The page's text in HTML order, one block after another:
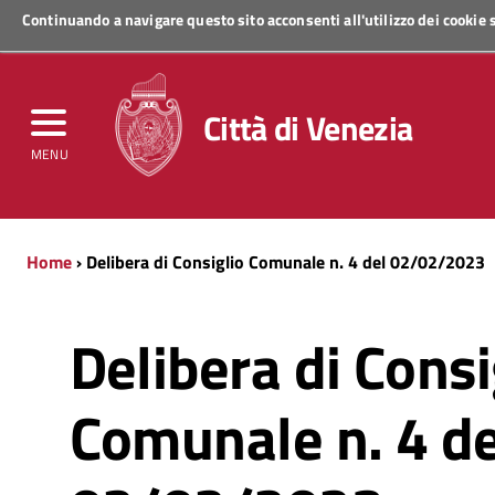
Continuando a navigare questo sito acconsenti all'utilizzo dei
MENU
Regione Veneto
Città di Venezia
Home› Delibera di Consiglio Comunale n. 4 del 02/02/2023
Delibera di
Comunale n. 4